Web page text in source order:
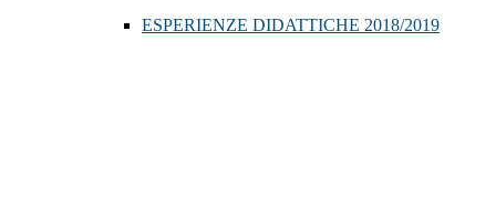
ESPERIENZE DIDATTICHE 2018/2019